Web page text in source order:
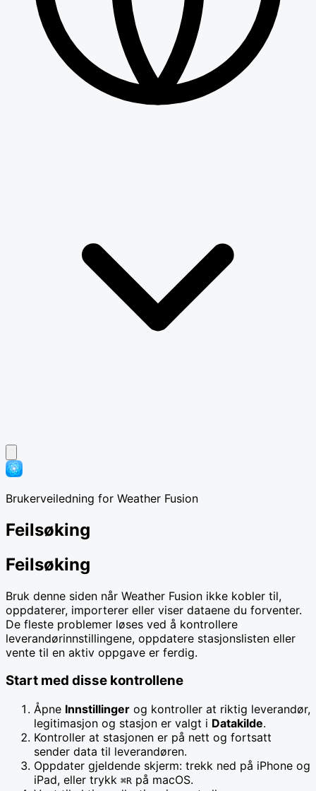
Brukerveiledning for Weather Fusion
Feilsøking
Feilsøking
Bruk denne siden når Weather Fusion ikke kobler til,
oppdaterer, importerer eller viser dataene du forventer.
De fleste problemer løses ved å kontrollere
leverandørinnstillingene, oppdatere stasjonslisten eller
vente til en aktiv oppgave er ferdig.
Start med disse kontrollene
Åpne Innstillinger og kontroller at riktig leverandør,
legitimasjon og stasjon er valgt i Datakilde.
Kontroller at stasjonen er på nett og fortsatt
sender data til leverandøren.
Oppdater gjeldende skjerm: trekk ned på iPhone og
iPad, eller trykk ⌘R på macOS.